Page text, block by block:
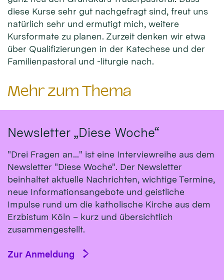
diese Kurse sehr gut nachgefragt sind, freut uns
natürlich sehr und ermutigt mich, weitere
Kursformate zu planen. Zurzeit denken wir etwa
über Qualifizierungen in der Katechese und der
Familienpastoral und -liturgie nach.
Mehr zum Thema
Newsletter „Diese Woche“
"Drei Fragen an..." ist eine Interviewreihe aus dem
Newsletter "Diese Woche". Der Newsletter
beinhaltet aktuelle Nachrichten, wichtige Termine,
neue Informationsangebote und geistliche
Impulse rund um die katholische Kirche aus dem
Erzbistum Köln – kurz und übersichtlich
zusammengestellt.
Zur Anmeldung